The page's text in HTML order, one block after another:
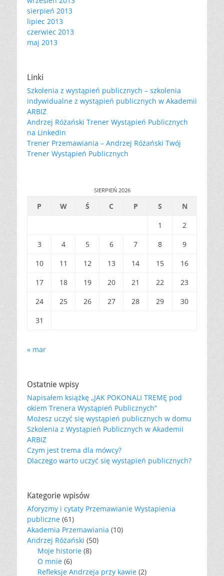
sierpień 2013
lipiec 2013
czerwiec 2013
maj 2013
Linki
Szkolenia z wystąpień publicznych – szkolenia
indywidualne z wystąpień publicznych w Akademii
ARBIZ
Andrzej Różański Trener Wystąpień Publicznych
na Linkedin
Trener Przemawiania – Andrzej Różański Twój
Trener Wystąpień Publicznych
SIERPIEŃ 2026
P W Ś C P S
N
1
2
3
4 5 6 7 8
9
10
11 12 13 14 15
16
17
18 19 20 21 22
23
24
25 26 27 28 29
30
31
« mar
Ostatnie wpisy
Napisałem książkę „JAK POKONALI TREMĘ pod
okiem Trenera Wystąpień Publicznych”
Możesz uczyć się wystąpień publicznych w domu
Szkolenia z Wystąpień Publicznych w Akademii
ARBIZ
Czym jest trema dla mówcy?
Dlaczego warto uczyć się wystąpień publicznych?
Kategorie wpisów
Aforyzmy i cytaty Przemawianie Wystapienia
publiczne (61)
Akademia Przemawiania (10)
Andrzej Różański (50)
Moje historie (8)
O mnie (6)
Refleksje Andrzeja przy kawie (2)